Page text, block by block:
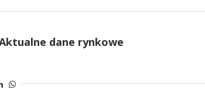
dane rynkowe